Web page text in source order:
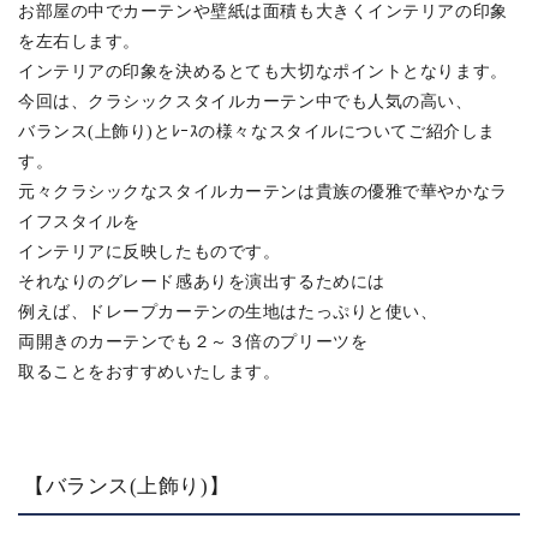
お部屋の中でカーテンや壁紙は面積も大きくインテリアの印象
を左右します。
インテリアの印象を決めるとても大切なポイントとなります。
今回は、クラシックスタイルカーテン中でも人気の高い、
バランス(上飾り)とﾚｰｽの様々なスタイルについてご紹介しま
す。
元々クラシックなスタイルカーテンは貴族の優雅で華やかなラ
イフスタイルを
インテリアに反映したものです。
それなりのグレード感ありを演出するためには
例えば、ドレープカーテンの生地はたっぷりと使い、
両開きのカーテンでも２～３倍のプリーツを
取ることをおすすめいたします。
【バランス(上飾り)】